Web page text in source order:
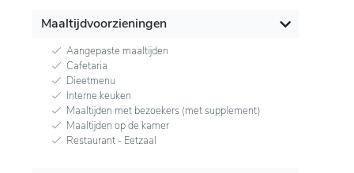
Maaltijdvoorzieningen
Aangepaste maaltijden
Cafetaria
Dieetmenu
Interne keuken
Maaltijden met bezoekers (met supplement)
Maaltijden op de kamer
Restaurant - Eetzaal